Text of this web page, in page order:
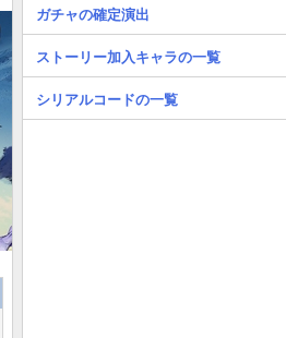
ガチャの確定演出
ストーリー加入キャラの一覧
シリアルコードの一覧